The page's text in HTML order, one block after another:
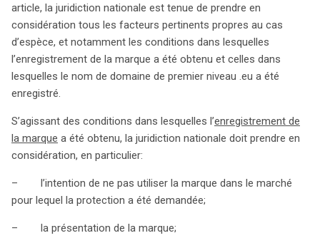
article, la juridiction nationale est tenue de prendre en
considération tous les facteurs pertinents propres au cas
d’espèce, et notamment les conditions dans lesquelles
l’enregistrement de la marque a été obtenu et celles dans
lesquelles le nom de domaine de premier niveau .eu a été
enregistré.
S’agissant des conditions dans lesquelles l’enregistrement de
la marque a été obtenu, la juridiction nationale doit prendre en
considération, en particulier:
– l’intention de ne pas utiliser la marque dans le marché
pour lequel la protection a été demandée;
– la présentation de la marque;